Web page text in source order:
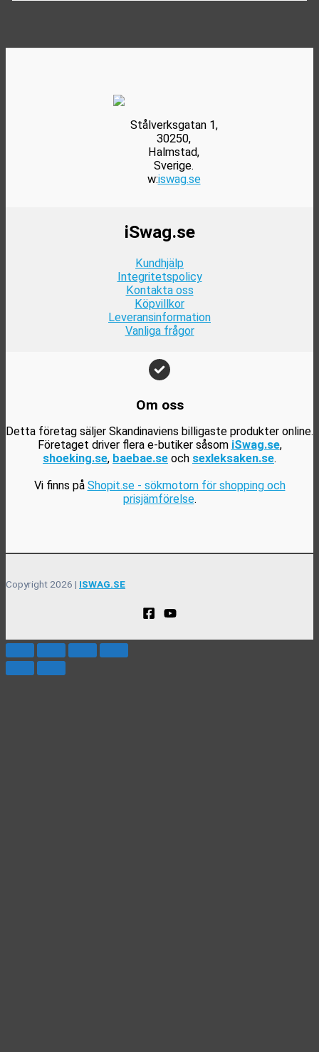
Stålverksgatan 1,
30250,
Halmstad,
Sverige.
w:iswag.se
iSwag.se
Kundhjälp
Integritetspolicy
Kontakta oss
Köpvillkor
Leveransinformation
Vanliga frågor
Om oss
Detta företag säljer Skandinaviens billigaste produkter online.
Företaget driver flera e-butiker såsom iSwag.se,
shoeking.se, baebae.se och sexleksaken.se.
Vi finns på Shopit.se - sökmotorn för shopping och
prisjämförelse.
Copyright 2026 | ISWAG.SE